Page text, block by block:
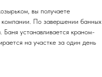
вы получаете
По завершении банных
устанавливается краном-
на участке за один день